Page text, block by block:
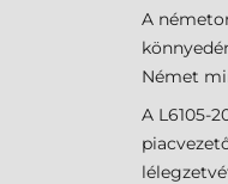
A
Német
A L6105-